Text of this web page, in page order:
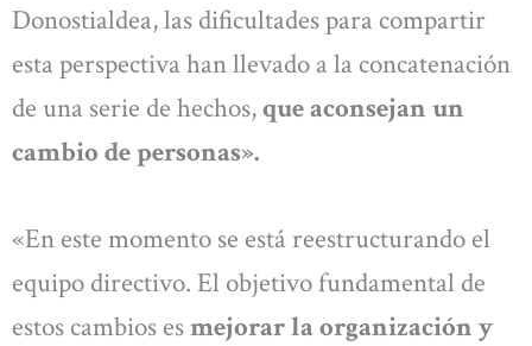
Donostialdea, las dificultades para compartir
esta perspectiva han llevado a la concatenación
de una serie de hechos,que aconsejan un
cambio de personas».
«En este momento se está reestructurando el
equipo directivo. El objetivo fundamental de
estos cambios esmejorar la organización y